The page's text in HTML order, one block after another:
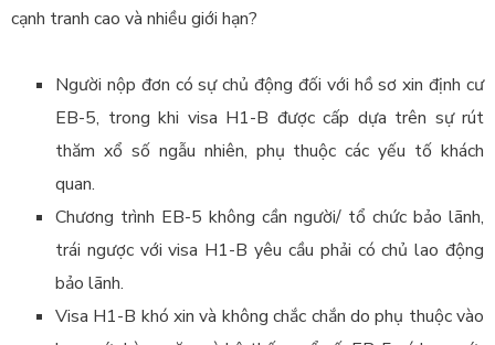
cạnh tranh cao và nhiều giới hạn?
Người nộp đơn có sự chủ động đối với hồ sơ xin định cư
EB-5, trong khi visa H1-B được cấp dựa trên sự rút
thăm xổ số ngẫu nhiên, phụ thuộc các yếu tố khách
quan.
Chương trình EB-5 không cần người/ tổ chức bảo lãnh,
trái ngược với visa H1-B yêu cầu phải có chủ lao động
bảo lãnh.
Visa H1-B khó xin và không chắc chắn do phụ thuộc vào